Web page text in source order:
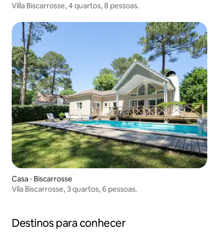
Villa Biscarrosse, 4 quartos, 8 pessoas.
Casa ⋅ Biscarrosse
Vila Biscarrosse, 3 quartos, 6 pessoas.
Destinos para conhecer